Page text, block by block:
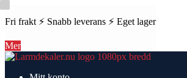
Fri frakt ⚡ Snabb leverans ⚡ Eget lager
Mer
Hoppa
Hoppa